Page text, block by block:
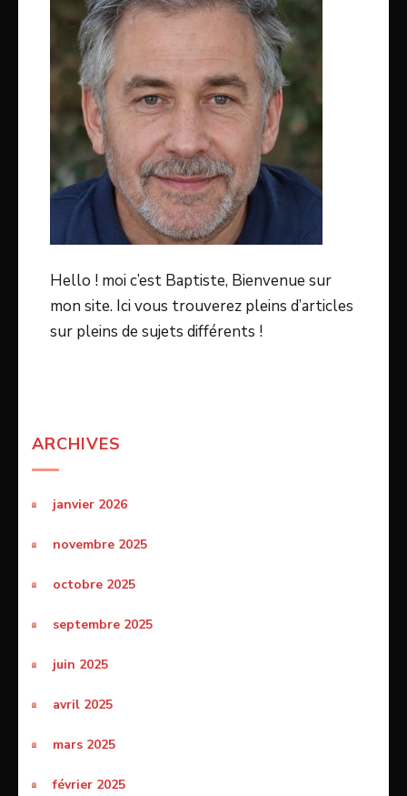
Hello ! moi c’est Baptiste, Bienvenue sur
mon site. Ici vous trouverez pleins d’articles
sur pleins de sujets différents !
ARCHIVES
janvier 2026
novembre 2025
octobre 2025
septembre 2025
juin 2025
avril 2025
mars 2025
février 2025